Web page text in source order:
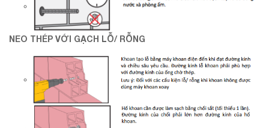
NEO THÉP VỚI GẠCH LỖ/ RỖNG